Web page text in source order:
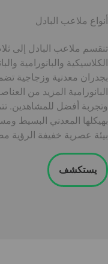
أنواع ملاعب البادل
تنقسم ملاعب البادل إلى
الكلاسيكية والبانورامية
بجدران معدنية وزجاجية
البانورامية المزيد من
وتجربة أفضل للمشاهدين.
بهيكلها المعدني البسيط
بيئة عصرية خفيفة الرؤية
يستكشف